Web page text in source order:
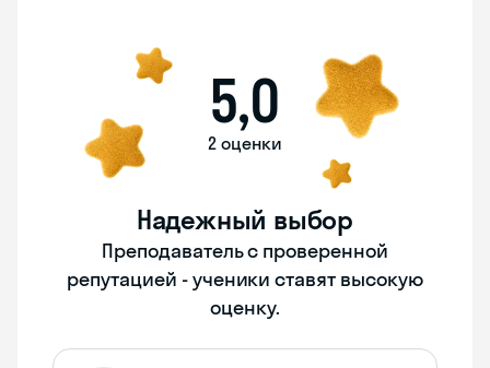
5,0
2 оценки
Надежный выбор
Преподаватель с проверенной
репутацией - ученики ставят высокую
оценку.